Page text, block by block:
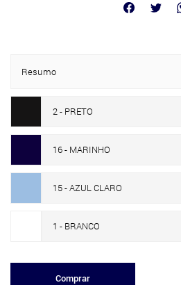
Resumo
2 - PRETO
16 - MARINHO
15 - AZUL CLARO
1 - BRANCO
Comprar